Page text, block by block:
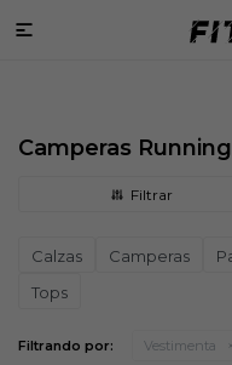

Camperas
Calzas Camperas
Tops
Filtrando por: Vestimenta